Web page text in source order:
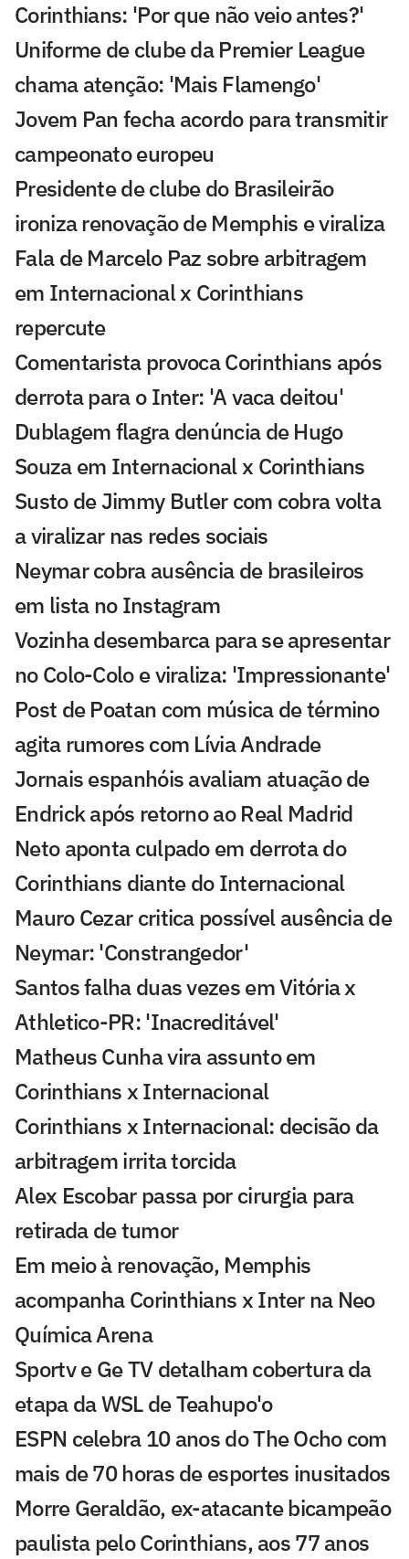
Corinthians: 'Por que não veio antes?'
Uniforme de clube da Premier League
chama atenção: 'Mais Flamengo'
Jovem Pan fecha acordo para transmitir
campeonato europeu
Presidente de clube do Brasileirão
ironiza renovação de Memphis e viraliza
Fala de Marcelo Paz sobre arbitragem
em Internacional x Corinthians
repercute
Comentarista provoca Corinthians após
derrota para o Inter: 'A vaca deitou'
Dublagem flagra denúncia de Hugo
Souza em Internacional x Corinthians
Susto de Jimmy Butler com cobra volta
a viralizar nas redes sociais
Neymar cobra ausência de brasileiros
em lista no Instagram
Vozinha desembarca para se apresentar
no Colo-Colo e viraliza: 'Impressionante'
Post de Poatan com música de término
agita rumores com Lívia Andrade
Jornais espanhóis avaliam atuação de
Endrick após retorno ao Real Madrid
Neto aponta culpado em derrota do
Corinthians diante do Internacional
Mauro Cezar critica possível ausência de
Neymar: 'Constrangedor'
Santos falha duas vezes em Vitória x
Athletico-PR: 'Inacreditável'
Matheus Cunha vira assunto em
Corinthians x Internacional
Corinthians x Internacional: decisão da
arbitragem irrita torcida
Alex Escobar passa por cirurgia para
retirada de tumor
Em meio à renovação, Memphis
acompanha Corinthians x Inter na Neo
Química Arena
Sportv e Ge TV detalham cobertura da
etapa da WSL de Teahupo'o
ESPN celebra 10 anos do The Ocho com
mais de 70 horas de esportes inusitados
Morre Geraldão, ex-atacante bicampeão
paulista pelo Corinthians, aos 77 anos